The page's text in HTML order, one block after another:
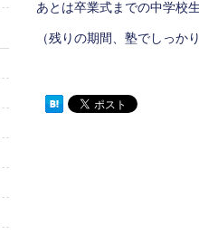
あとは卒業式までの中学校
（残りの期間、塾でしっ